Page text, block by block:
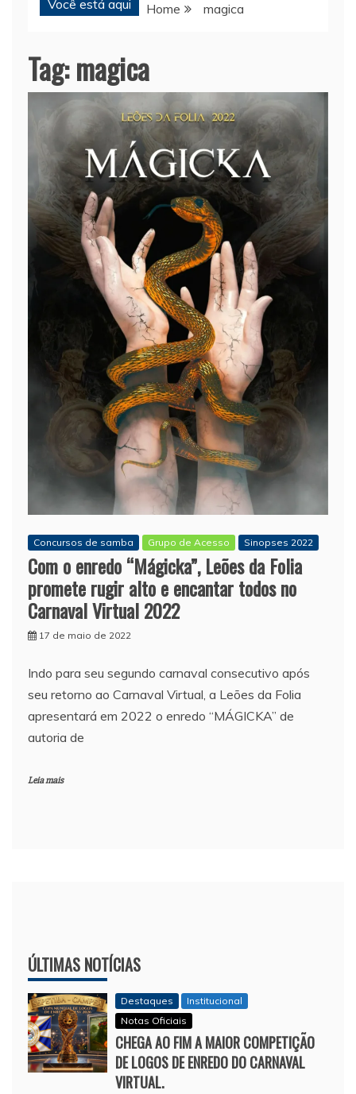
Você está aqui Home magica
Tag:magica
Concursos de samba Grupo de Acesso Sinopses 2022
Com o enredo “Mágicka”, Leões da Folia
promete rugir alto e encantar todos no
Carnaval Virtual 2022
17 de maio de 2022
Indo para seu segundo carnaval consecutivo após
seu retorno ao Carnaval Virtual, a Leões da Folia
apresentará em 2022 o enredo “MÁGICKA” de
autoria de
Leia mais
ÚLTIMAS NOTÍCIAS
Destaques
Institucional
Notas Oficiais
CHEGA AO FIM A MAIOR COMPETIÇÃO
DE LOGOS DE ENREDO DO CARNAVAL
VIRTUAL.